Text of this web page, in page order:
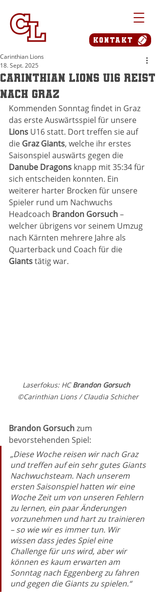
Kontakt
Carinthian Lions U16 reist
nach Graz
Carinthian Lions
18. Sept. 2025
Kommenden Sonntag findet in Graz
das erste Auswärtsspiel für unsere
Lions U16 statt. Dort treffen sie auf
die Graz Giants, welche ihr erstes
Saisonspiel auswärts gegen die
Danube Dragons knapp mit 35:34 für
sich entscheiden konnten. Ein
weiterer harter Brocken für unsere
Spieler rund um Nachwuchs
Headcoach Brandon Gorsuch –
welcher übrigens vor seinem Umzug
nach Kärnten mehrere Jahre als
Quarterback und Coach für die
Giants tätig war.
Laserfokus: HC Brandon Gorsuch
©Carinthian Lions / Claudia Schicher
Brandon Gorsuch zum
bevorstehenden Spiel:
„Diese Woche reisen wir nach Graz
und treffen auf ein sehr gutes Giants
Nachwuchsteam. Nach unserem
ersten Saisonspiel hatten wir eine
Woche Zeit um von unseren Fehlern
zu lernen, ein paar Änderungen
vorzunehmen und hart zu trainieren
– so wie wir es immer tun. Wir
wissen dass jedes Spiel eine
Challenge für uns wird, aber wir
können es kaum erwarten am
Sonntag nach Eggenberg zu fahren
und gegen die Giants zu spielen.“